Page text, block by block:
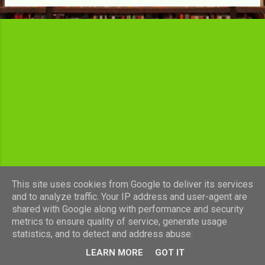
c
l
Fourni par Blogger
This site uses cookies from Google to deliver its services
and to analyze traffic. Your IP address and user-agent are
shared with Google along with performance and security
metrics to ensure quality of service, generate usage
statistics, and to detect and address abuse.
LEARN MORE GOT IT